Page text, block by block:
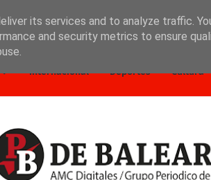
Internacional Deportes Cultura
its services and to analyze traffic.
and security metrics to ensure